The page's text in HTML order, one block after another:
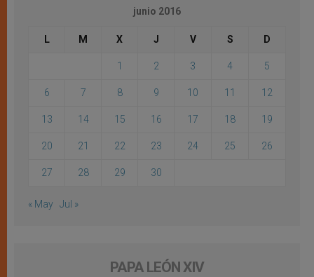
junio 2016
L M X J V S D
1 2 3 4 5
6 7 8 9 10 11 12
13 14 15 16 17 18 19
20 21 22 23 24 25 26
27 28 29 30
« May Jul »
PAPA LEÓN XIV